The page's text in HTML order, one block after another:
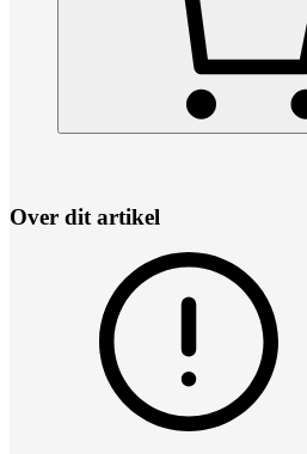
Over dit artikel